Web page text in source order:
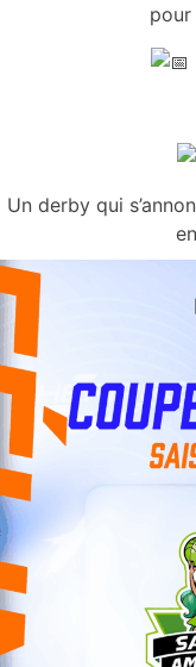
pour
Un derby qui